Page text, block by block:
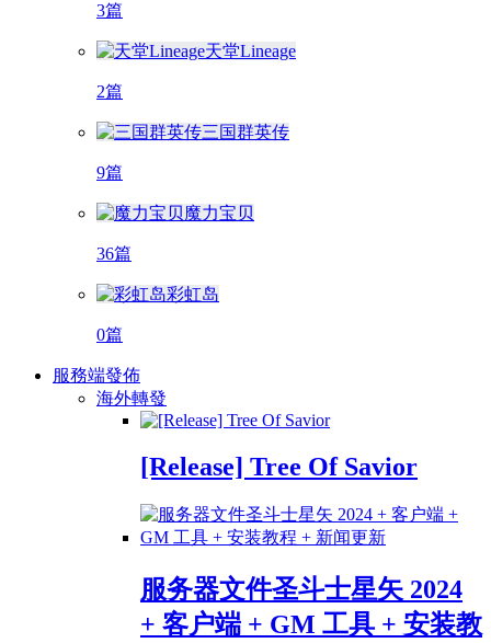
3篇
天堂Lineage
2篇
三国群英传
9篇
魔力宝贝
36篇
彩虹岛
0篇
服務端發佈
海外轉發
[Release] Tree Of Savior
服务器文件圣斗士星矢 2024
+ 客户端 + GM 工具 + 安装教